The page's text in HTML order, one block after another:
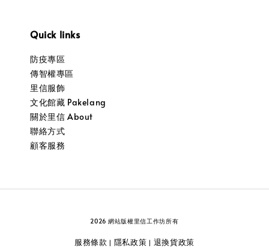
Quick links
防疫專區
傳智權專區
里信服飾
文化館藏 Pakelang
關於里信 About
聯絡方式
顧客服務
2026 網站版權里信工作坊所有
服務條款 | 隱私政策 | 退換貨政策